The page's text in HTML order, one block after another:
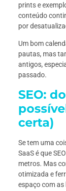
prints e
conteúdo
por
Um bom
pautas, mas
antigos,
passado.
SEO:
certa)
Se tem uma
SaaS é que
metros. Mas
otimizada e
espaço com